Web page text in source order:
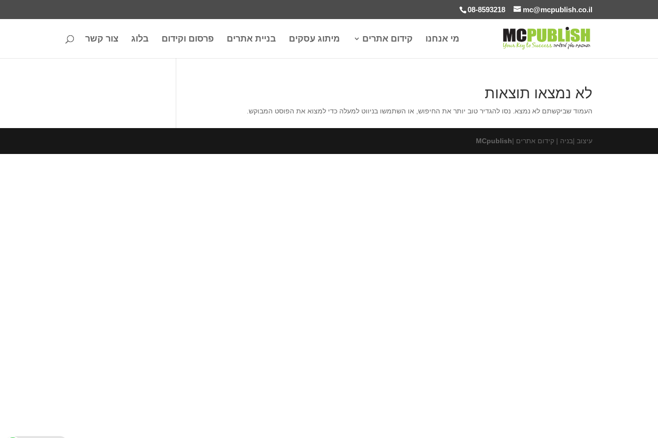
08-8593218 mc@mcpublish.co.il
מי אנחנו קידום אתרים מיתוג עסקים בניית אתרים פרסום וקידום בלוג צור קשר
לא נמצאו תוצאות
העמוד שביקשתם לא נמצא. נסו להגדיר טוב יותר את החיפוש, או השתמשו בניווט למעלה כדי למצוא את הפוסט המבוקש.
עיצוב |בניה | קידום אתרים |MCpublish